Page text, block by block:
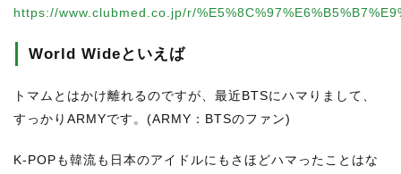
https://www.clubmed.co.jp/r/
World Wideといえば
トマムとはかけ離れるのですが、最近BTSにハマりまして、
すっかりARMYです。(ARMY：BTSのファン)
K-POPも韓流も日本のアイドルにもさほどハマったことはな